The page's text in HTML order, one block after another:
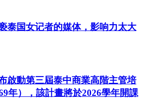
泰国女记者的媒体，影响力太大
啟動第三屆泰中商業高階主管培
年），該計畫將於2026學年開課